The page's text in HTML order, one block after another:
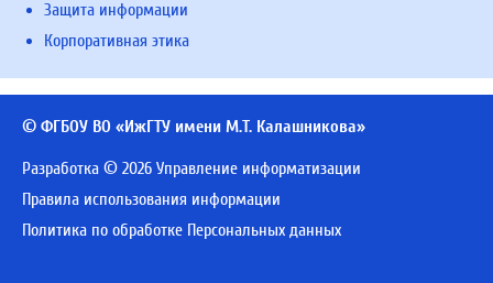
Защита информации
Корпоративная этика
© ФГБОУ ВО «ИжГТУ имени М.Т. Калашникова»
Разработка © 2026 Управление информатизации
Правила использования информации
Политика по обработке Персональных данных